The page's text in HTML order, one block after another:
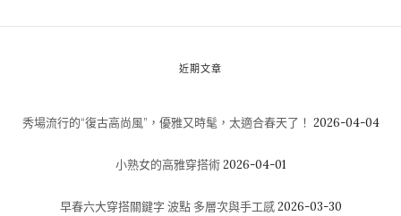
近期文章
秀場流行的“復古高尚風”，優雅又時髦，太適合春天了！ 2026-04-04
小熟女的高雅穿搭術 2026-04-01
早春六大穿搭關鍵字 波點 多層次與手工感 2026-03-30